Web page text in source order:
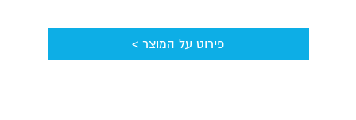
פירוט על המוצר >